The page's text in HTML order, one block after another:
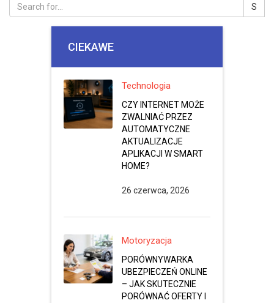
CIEKAWE
Technologia
CZY INTERNET MOŻE
ZWALNIAĆ PRZEZ
AUTOMATYCZNE
AKTUALIZACJE
APLIKACJI W SMART
HOME?
26 czerwca, 2026
Motoryzacja
PORÓWNYWARKA
UBEZPIECZEŃ ONLINE
– JAK SKUTECZNIE
PORÓWNAĆ OFERTY I